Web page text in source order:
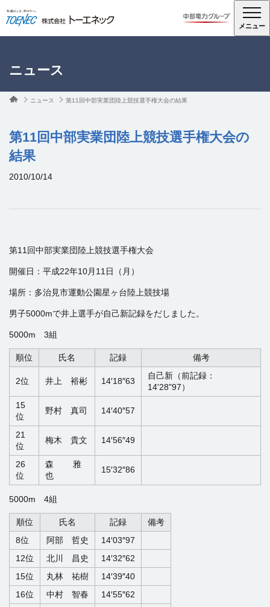
メニュー
ニュース
ニュース 第11回中部実業団陸上競技選手権大会の結果
第11回中部実業団陸上競技選手権大会の
結果
2010/10/14
第11回中部実業団陸上競技選手権大会
開催日：平成22年10月11日（月）
場所：多治見市運動公園星ヶ台陸上競技場
男子5000mで井上選手が自己新記録をだしました。
5000m 3組
順位 氏名 記録 備考
2位 井上 裕彬 14′18″63
自己新（前記録：
14'28"97）
15
位
野村 真司 14′40″57
21
位
梅木 貴文 14′56″49
26
位
森 雅
也
15′32″86
5000m 4組
順位 氏名 記録
備考
8位
阿部 哲史
14′03″97
12位
北川 昌史
14′32″62
15位
丸林 祐樹
14′39″40
16位
中村 智春
14′55″62